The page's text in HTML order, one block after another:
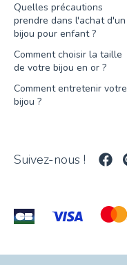
Quelles précautions
prendre dans l'achat d'un
bijou pour enfant ?
Comment choisir la taille
de votre bijou en or ?
Comment entretenir votre
bijou ?
Suivez-nous !